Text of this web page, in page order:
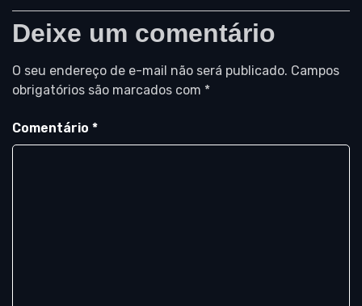
Deixe um comentário
O seu endereço de e-mail não será publicado. Campos
obrigatórios são marcados com *
Comentário *